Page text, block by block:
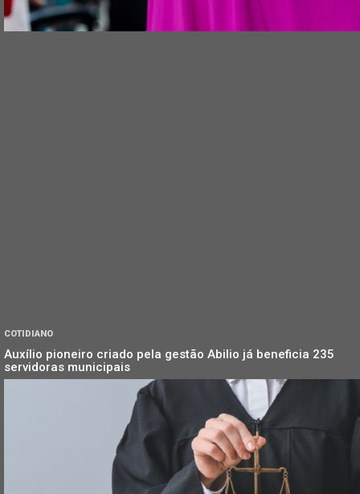
COTIDIANO
Auxílio pioneiro criado pela gestão Abilio já beneficia 235
servidoras municipais